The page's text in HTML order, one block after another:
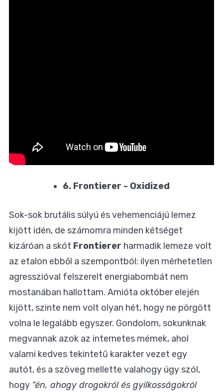
6. Frontierer - Oxidized
Sok-sok brutális súlyú és vehemenciájú lemez
kijött idén, de számomra minden kétséget
kizáróan a skót Frontierer harmadik lemeze volt
az etalon ebből a szempontból: ilyen mérhetetlen
agresszióval felszerelt energiabombát nem
mostanában hallottam. Amióta október elején
kijött, szinte nem volt olyan hét, hogy ne pörgött
volna le legalább egyszer. Gondolom, sokunknak
megvannak azok az internetes mémek, ahol
valami kedves tekintetű karakter vezet egy
autót, és a szöveg mellette valahogy úgy szól,
hogy “én, ahogy drogokról és gyilkosságokról